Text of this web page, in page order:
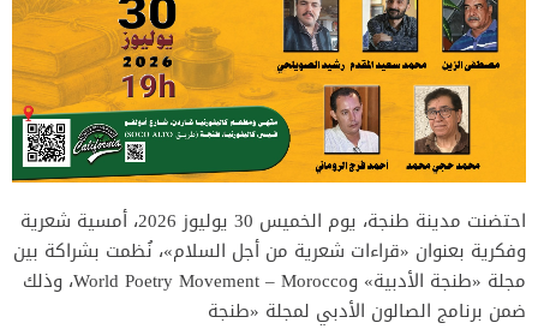
احتضنت مدينة طنجة، يوم الخميس 30 يوليوز 2026، أمسية شعرية
وفكرية بعنوان «قراءات شعرية من أجل السلام»، نُظمت بشراكة بين
مجلة «طنجة الأدبية» وWorld Poetry Movement – Morocco، وذلك
ضمن برنامج الصالون الأدبي لمجلة «طنجة